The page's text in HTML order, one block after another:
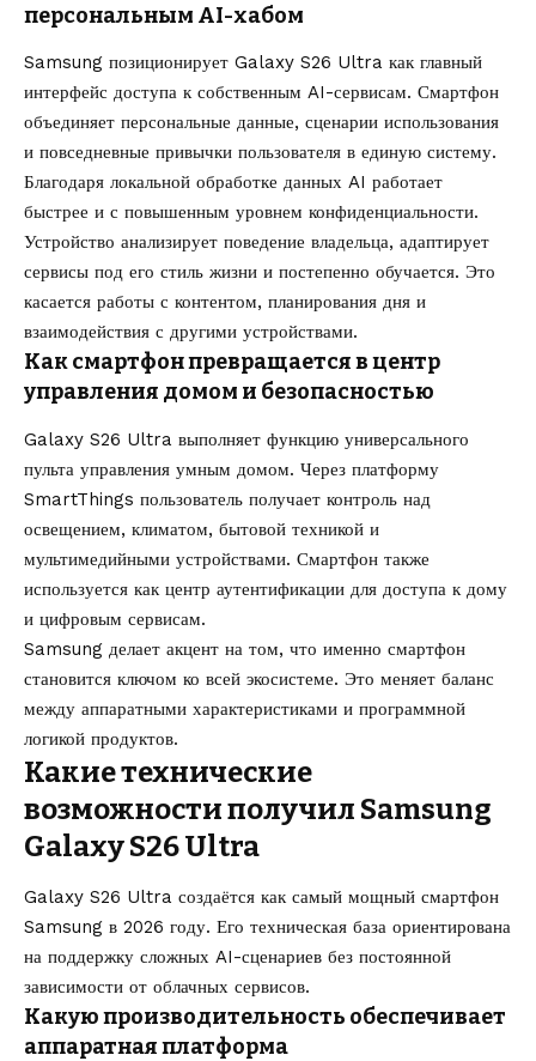
персональным AI-хабом
Samsung позиционирует Galaxy S26 Ultra как главный
интерфейс доступа к собственным AI-сервисам. Смартфон
объединяет персональные данные, сценарии использования
и повседневные привычки пользователя в единую систему.
Благодаря локальной обработке данных AI работает
быстрее и с повышенным уровнем конфиденциальности.
Устройство анализирует поведение владельца, адаптирует
сервисы под его стиль жизни и постепенно обучается. Это
касается работы с контентом, планирования дня и
взаимодействия с другими устройствами.
Как смартфон превращается в центр
управления домом и безопасностью
Galaxy S26 Ultra выполняет функцию универсального
пульта управления умным домом. Через платформу
SmartThings пользователь получает контроль над
освещением, климатом, бытовой техникой и
мультимедийными устройствами. Смартфон также
используется как центр аутентификации для доступа к дому
и цифровым сервисам.
Samsung делает акцент на том, что именно смартфон
становится ключом ко всей экосистеме. Это меняет баланс
между аппаратными характеристиками и программной
логикой продуктов.
Какие технические
возможности получил Samsung
Galaxy S26 Ultra
Galaxy S26 Ultra создаётся как самый мощный смартфон
Samsung в 2026 году. Его техническая база ориентирована
на поддержку сложных AI-сценариев без постоянной
зависимости от облачных сервисов.
Какую производительность обеспечивает
аппаратная платформа